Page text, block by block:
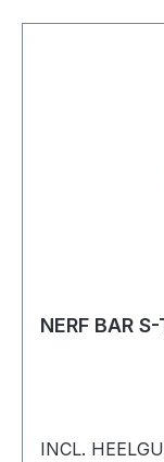
NERF BAR
INCL.